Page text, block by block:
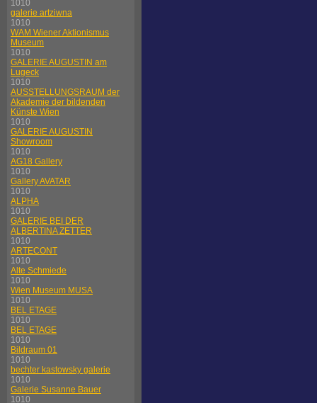
1010
galerie artziwna
1010
WAM Wiener Aktionismus
Museum
1010
GALERIE AUGUSTIN am
Lugeck
1010
AUSSTELLUNGSRAUM der
Akademie der bildenden
Künste Wien
1010
GALERIE AUGUSTIN
Showroom
1010
AG18 Gallery
1010
Gallery AVATAR
1010
ALPHA
1010
GALERIE BEI DER
ALBERTINA ZETTER
1010
ARTECONT
1010
Alte Schmiede
1010
Wien Museum MUSA
1010
BEL ETAGE
1010
BEL ETAGE
1010
Bildraum 01
1010
bechter kastowsky galerie
1010
Galerie Susanne Bauer
1010